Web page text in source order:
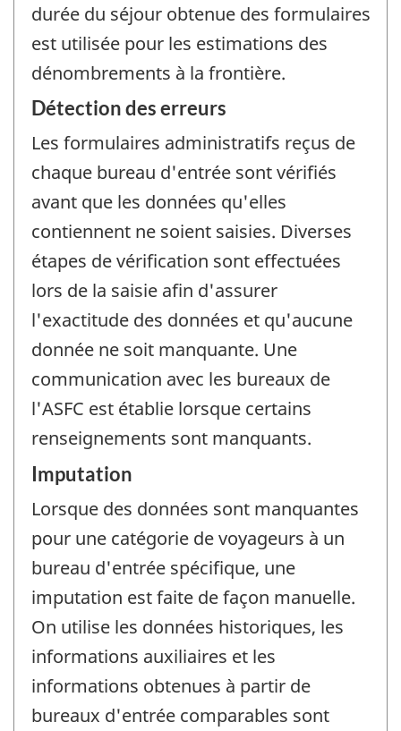
durée du séjour obtenue des formulaires
est utilisée pour les estimations des
dénombrements à la frontière.
Détection des erreurs
Les formulaires administratifs reçus de
chaque bureau d'entrée sont vérifiés
avant que les données qu'elles
contiennent ne soient saisies. Diverses
étapes de vérification sont effectuées
lors de la saisie afin d'assurer
l'exactitude des données et qu'aucune
donnée ne soit manquante. Une
communication avec les bureaux de
l'ASFC est établie lorsque certains
renseignements sont manquants.
Imputation
Lorsque des données sont manquantes
pour une catégorie de voyageurs à un
bureau d'entrée spécifique, une
imputation est faite de façon manuelle.
On utilise les données historiques, les
informations auxiliaires et les
informations obtenues à partir de
bureaux d'entrée comparables sont